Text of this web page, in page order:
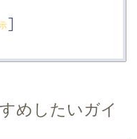
]
めしたいガイ